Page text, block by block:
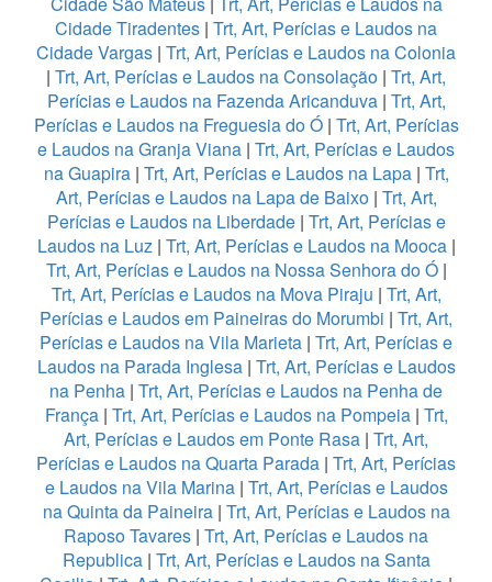
Cidade Tiradentes | Trt, Art, Perícias e Laudos na
Cidade Vargas | Trt, Art, Perícias e Laudos na Colonia
| Trt, Art, Perícias e Laudos na Consolação | Trt, Art,
Perícias e Laudos na Fazenda Aricanduva| Trt, Art,
Perícias e Laudos na Freguesia do Ó| Trt, Art, Perícias
e Laudos na Granja Viana | Trt, Art, Perícias e Laudos
na Guapira| Trt, Art, Perícias e Laudos na Lapa| Trt,
Art, Perícias e Laudos na Lapa de Baixo | Trt, Art,
Perícias e Laudos na Liberdade | Trt, Art, Perícias e
Laudos na Luz| Trt, Art, Perícias e Laudos na Mooca|
Trt, Art, Perícias e Laudos na Nossa Senhora do Ó|
Trt, Art, Perícias e Laudos na Mova Piraju | Trt, Art,
Perícias e Laudos em Paineiras do Morumbi | Trt, Art,
Perícias e Laudos na Vila Marieta | Trt, Art, Perícias e
Laudos na Parada Inglesa | Trt, Art, Perícias e Laudos
na Penha | Trt, Art, Perícias e Laudos na Penha de
França | Trt, Art, Perícias e Laudos na Pompeia| Trt,
Art, Perícias e Laudos em Ponte Rasa | Trt, Art,
Perícias e Laudos na Quarta Parada | Trt, Art, Perícias
e Laudos na Vila Marina| Trt, Art, Perícias e Laudos
na Quinta da Paineira| Trt, Art, Perícias e Laudos na
Raposo Tavares | Trt, Art, Perícias e Laudos na
Republica| Trt, Art, Perícias e Laudos na Santa